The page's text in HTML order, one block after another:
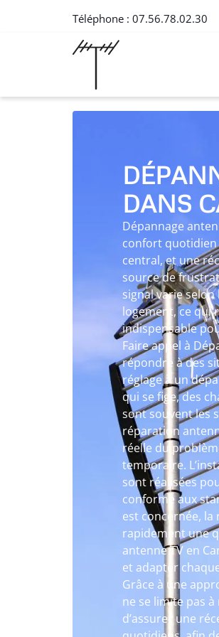
Téléphone : 07.56.78.02.30
DANS
Dépannage
confort quotidien
central, et une
source de
signal varie selon
logement, ce qui
indispensable
Faire appel à
répondre à des
réglage à un
qui se fige, des
sont souvent les
réparation
réelle du
temporaire.
sont réalisées
conforme aux
est concernée,
rapidement une
antenne TV en
et adapter
Grâce à une
ne se limite pas à
d’assurer une